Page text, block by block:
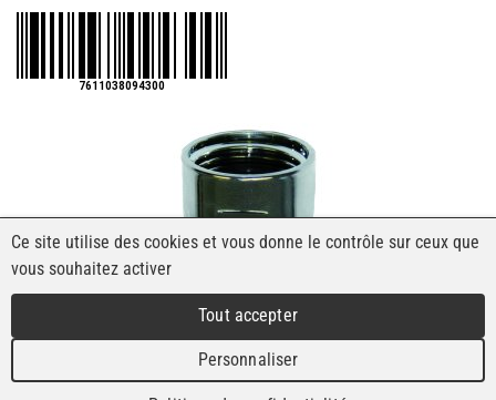
7611038094300
Ce site utilise des cookies et vous donne le contrôle sur ceux que
vous souhaitez activer
Tout accepter
Personnaliser